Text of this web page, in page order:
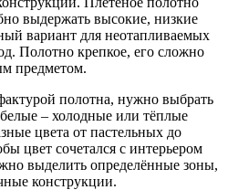
выдержать высокие, низкие
вариант для неотапливаемых
Полотно крепкое, его сложно
предметом.
полотна, нужно выбрать
– холодные или тёплые
цвета от пастельных до
цвет сочетался с интерьером
выделить определённые зоны,
конструкции.